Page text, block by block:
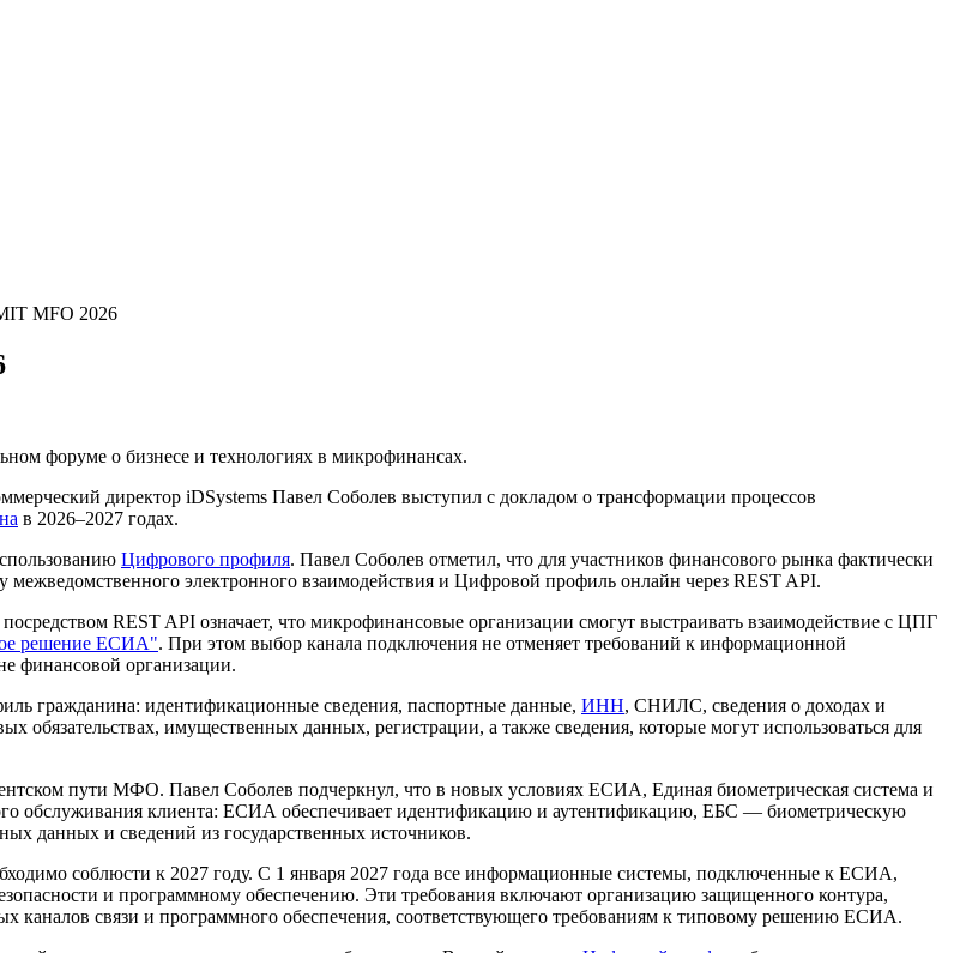
MFO 2026
форуме о бизнесе и технологиях в микрофинансах.
директор iDSystems Павел Соболев выступил с докладом о трансформации процессов
в 2026–2027 годах.
Цифрового профиля. Павел Соболев отметил, что для участников финансового рынка фактически
электронного взаимодействия и Цифровой профиль онлайн через REST API.
REST API означает, что микрофинансовые организации смогут выстраивать взаимодействие с ЦПГ
решение ЕСИА". При этом выбор канала подключения не отменяет требований к информационной
финансовой организации.
гражданина: идентификационные сведения, паспортные данные, ИНН, СНИЛС, сведения о доходах и
обязательствах, имущественных данных, регистрации, а также сведения, которые могут использоваться для
пути МФО. Павел Соболев подчеркнул, что в новых условиях ЕСИА, Единая биометрическая система и
обслуживания клиента: ЕСИА обеспечивает идентификацию и аутентификацию, ЕБС — биометрическую
данных и сведений из государственных источников.
соблюсти к 2027 году. С 1 января 2027 года все информационные системы, подключенные к ЕСИА,
и программному обеспечению. Эти требования включают организацию защищенного контура,
связи и программного обеспечения, соответствующего требованиям к типовому решению ЕСИА.